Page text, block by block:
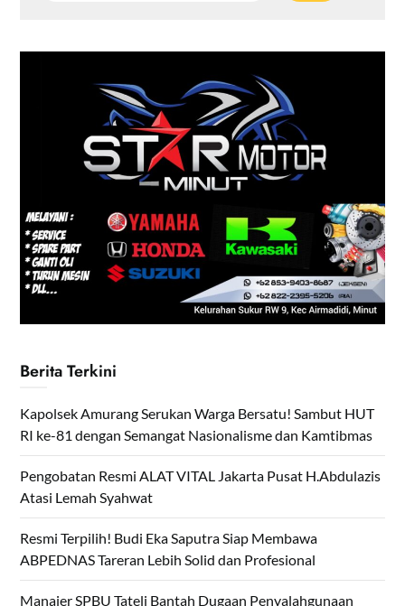
Berita Terkini
Kapolsek Amurang Serukan Warga Bersatu! Sambut HUT
RI ke-81 dengan Semangat Nasionalisme dan Kamtibmas
Pengobatan Resmi ALAT VITAL Jakarta Pusat H.Abdulazis
Atasi Lemah Syahwat
Resmi Terpilih! Budi Eka Saputra Siap Membawa
ABPEDNAS Tareran Lebih Solid dan Profesional
Manajer SPBU Tateli Bantah Dugaan Penyalahgunaan